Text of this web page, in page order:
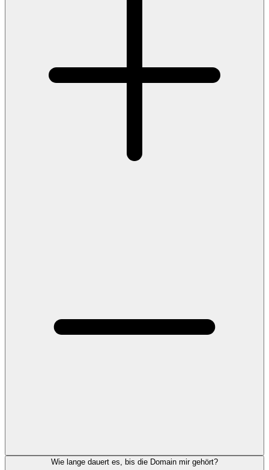
Wie lange dauert es, bis die Domain mir gehört?